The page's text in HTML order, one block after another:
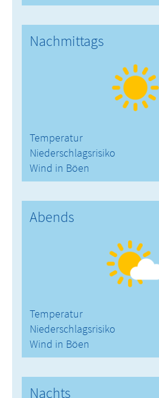
Nachmittags
Temperatur
Niederschlagsrisiko
Wind in Böen
Abends
Temperatur
Niederschlagsrisiko
Wind in Böen
Nachts